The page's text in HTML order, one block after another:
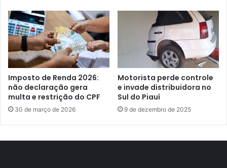
Imposto de Renda 2026:
não declaração gera
multa e restrição do CPF
30 de março de 2026
Motorista perde controle
e invade distribuidora no
Sul do Piauí
9 de dezembro de 2025